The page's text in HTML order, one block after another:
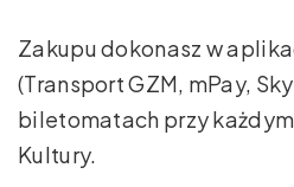
Zakupu dokonasz w
(Transport GZM, mPay,
biletomatach przy
Kultury.